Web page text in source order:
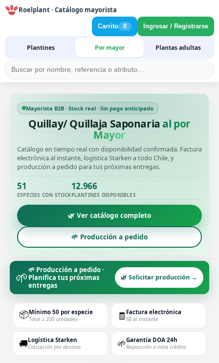
Roelplant · Catálogo mayorista
Plantines Por mayor Plantas adultas
Carrito 0 Ingresar / Registrarse
Mayorista B2B · Stock real · Sin pago anticipado
Quillay/ Quillaja Saponaria al por
Mayor
Catálogo en tiempo real con disponibilidad confirmada. Factura
electrónica al instante, logística Starken a todo Chile, y
producción a pedido para tus próximas entregas.
51
ESPECIES CON STOCK
12.966
PLANTINES DISPONIBLES
🌿 Ver catálogo completo
🌱 Producción a pedido
🌱🌱 Producción a pedido ·
Planifica tus próximas
entregas
🌿 Solicitar producción →
📦Mínimo 50 por especie
Total ≥ 200 unidades 🧾 Factura electrónica
SII al instante
🚚Logística Starken
Cotización por destino 🌱Garantía DOA 24h
Reposición o nota crédito